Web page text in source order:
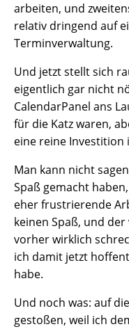
arbeiten, und
relativ dringend auf
Terminverwaltung.
Und jetzt stellt sich
eigentlich gar nicht
CalendarPanel ans
für die Katz waren,
eine reine Investition
Man kann nicht
Spaß gemacht
eher frustrierende
keinen Spaß, und
vorher wirklich
ich damit jetzt
habe.
Und noch was: auf
gestoßen, weil ich